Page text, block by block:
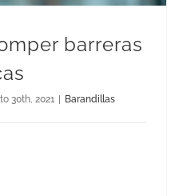
barreras
30th, 2021 Barandillas